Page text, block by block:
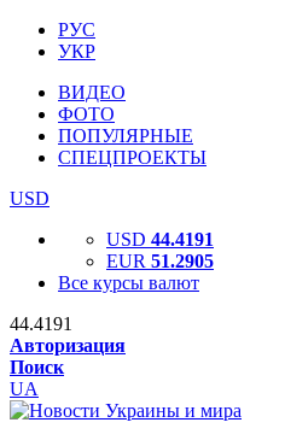
РУС
УКР
ВИДЕО
ФОТО
ПОПУЛЯРНЫЕ
СПЕЦПРОЕКТЫ
USD
USD 44.4191
EUR 51.2905
Все курсы валют
44.4191
Авторизация
Поиск
UA